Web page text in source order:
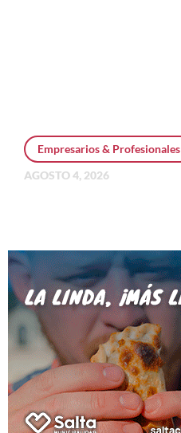
Empresarios & Profesionales
AGOSTO 4, 2026